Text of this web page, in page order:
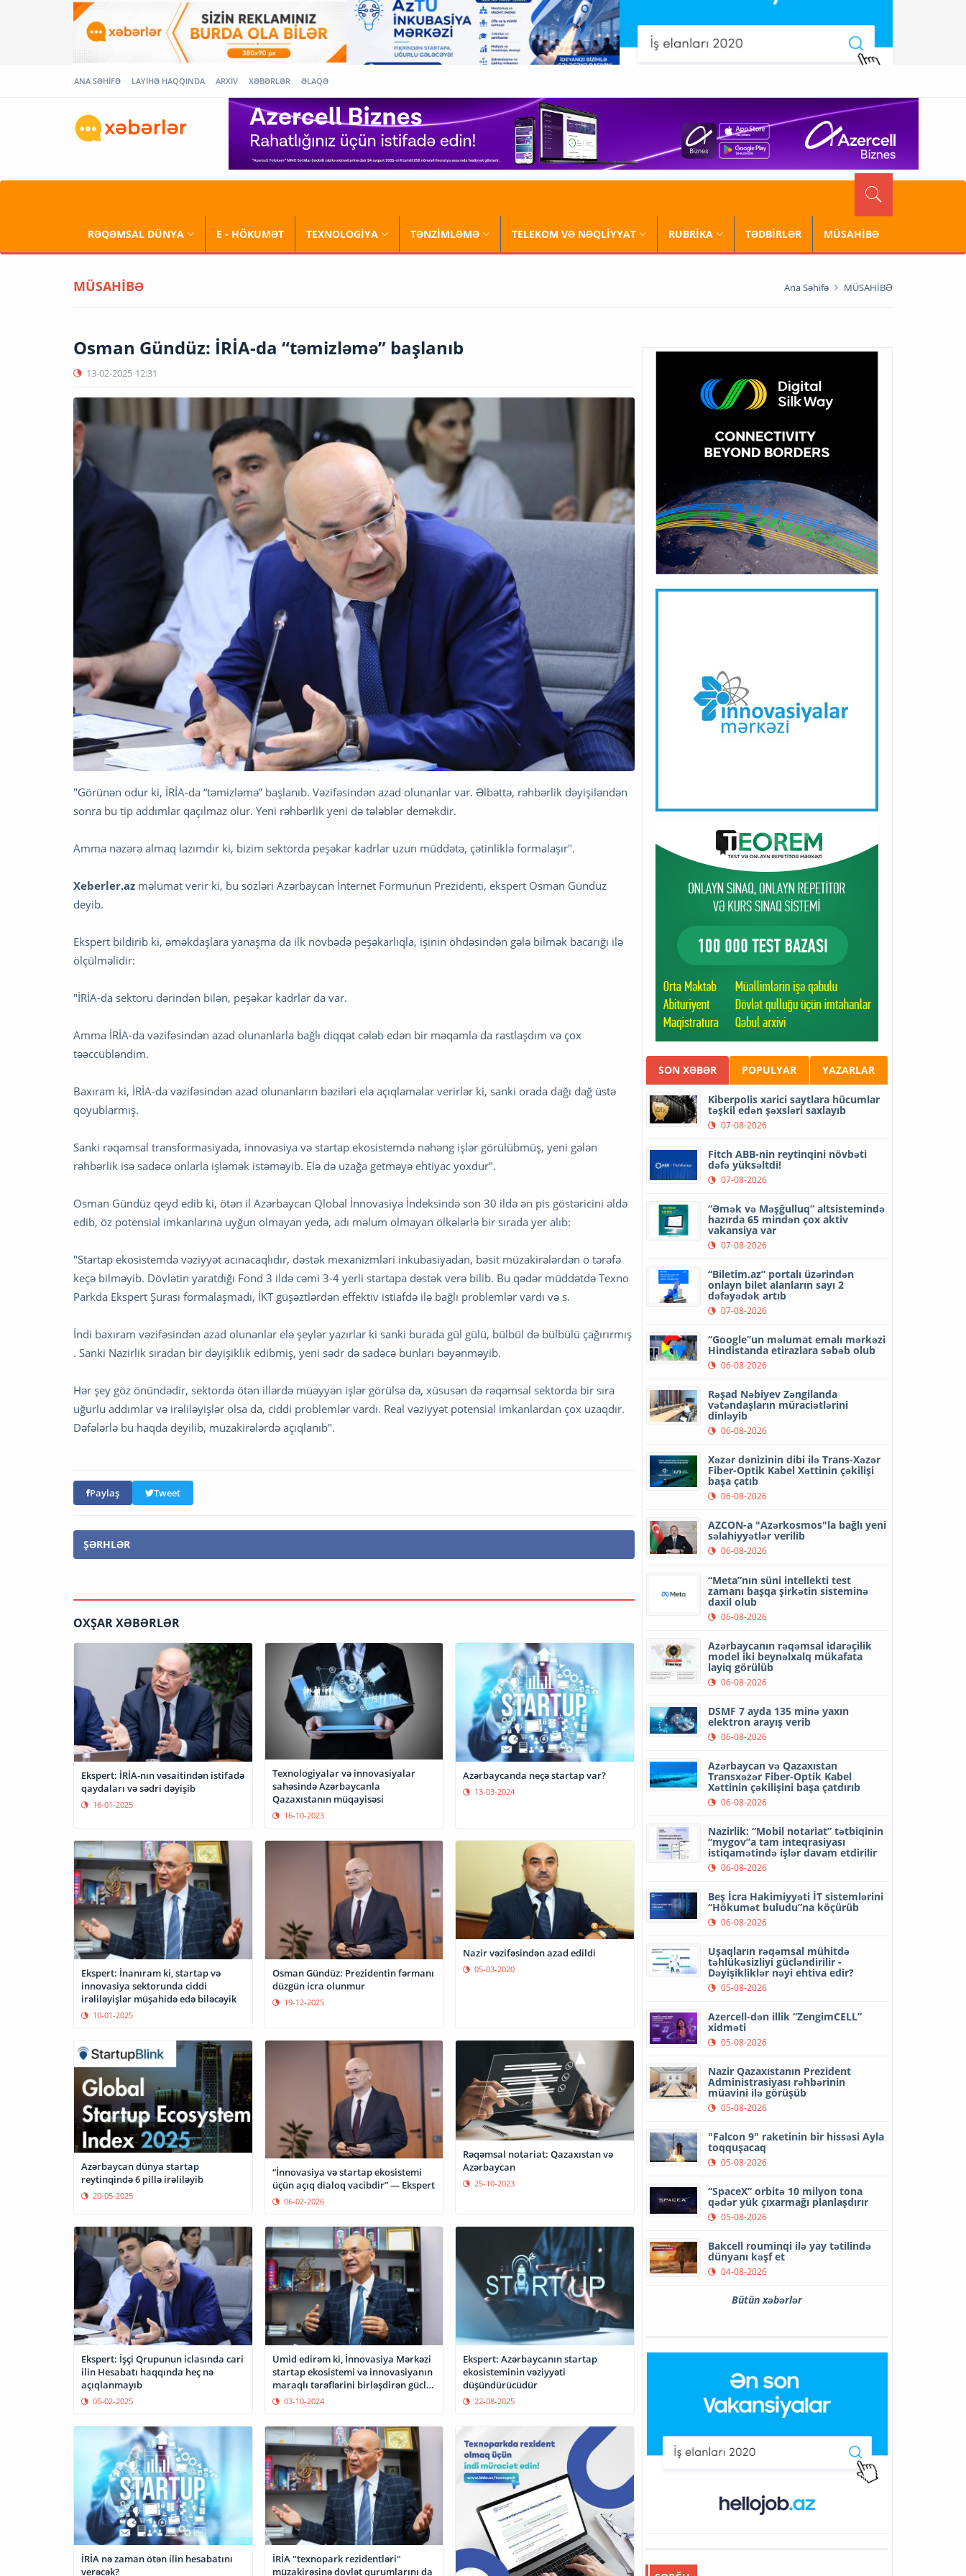
ANA SƏHİFƏ LAYİHƏ HAQQINDA ARXİV XƏBƏRLƏR ƏLAQƏ
RƏQƏMSAL DÜNYA E - HÖKUMƏT TEXNOLOGİYA TƏNZİMLƏMƏ TELEKOM VƏ NƏQLİYYAT RUBRİKA TƏDBİRLƏR MÜSAHİBƏ
MÜSAHİBƏ Ana Səhifə MÜSAHİBƏ
Osman Gündüz: İRİA-da “təmizləmə” başlanıb
13-02-2025 12:31
"Görünən odur ki, İRİA-da “təmizləmə” başlanıb. Vəzifəsindən azad olunanlar var. Əlbəttə, rəhbərlik dəyişiləndən
sonra bu tip addımlar qaçılmaz olur. Yeni rəhbərlik yeni də tələblər deməkdir.
Amma nəzərə almaq lazımdır ki, bizim sektorda peşəkar kadrlar uzun müddətə, çətinliklə formalaşır".
Xeberler.az məlumat verir ki, bu sözləri Azərbaycan İnternet Formunun Prezidenti, ekspert Osman Gündüz
deyib.
Ekspert bildirib ki, əməkdaşlara yanaşma da ilk növbədə peşəkarlıqla, işinin öhdəsindən gələ bilmək bacarığı ilə
ölçülməlidir:
"İRİA-da sektoru dərindən bilən, peşəkar kadrlar da var.
Amma İRİA-da vəzifəsindən azad olunanlarla bağlı diqqət cələb edən bir məqamla da rastlaşdım və çox
təəccübləndim.
Baxıram ki, İRİA-da vəzifəsindən azad olunanların bəziləri elə açıqlamalar verirlər ki, sanki orada dağı dağ üstə
qoyublarmış.
Sanki rəqəmsal transformasiyada, innovasiya və startap ekosistemdə nəhəng işlər görülübmüş, yeni gələn
rəhbərlik isə sadəcə onlarla işləmək istəməyib. Elə də uzağa getməyə ehtiyac yoxdur".
Osman Gündüz qeyd edib ki, ötən il Azərbaycan Qlobal İnnovasiya İndeksində son 30 ildə ən pis göstəricini əldə
edib, öz potensial imkanlarına uyğun olmayan yedə, adı məlum olmayan ölkələrlə bir sırada yer alıb:
"Startap ekosistemdə vəziyyət acınacaqlıdır, dəstək mexanizmləri inkubasiyadan, bəsit müzakirələrdən o tərəfə
keçə bilməyib. Dövlətin yaratdığı Fond 3 ildə cəmi 3-4 yerli startapa dəstək verə bilib. Bu qədər müddətdə Texno
Parkda Ekspert Şurası formalaşmadı, İKT güşəztlərdən effektiv istiafdə ilə bağlı problemlər vardı və s.
İndi baxıram vəzifəsindən azad olunanlar elə şeylər yazırlar ki sanki burada gül gülü, bülbül də bülbülü çağırırmış
. Sanki Nazirlik sıradan bir dəyişiklik edibmiş, yeni sədr də sadəcə bunları bəyənməyib.
Hər şey göz önündədir, sektorda ötən illərdə müəyyən işlər görülsə də, xüsusən də rəqəmsal sektorda bir sıra
uğurlu addımlar və irəliləyişlər olsa da, ciddi problemlər vardı. Real vəziyyət potensial imkanlardan çox uzaqdır.
Dəfələrlə bu haqda deyilib, müzakirələrdə açıqlanıb".
Paylaş Tweet
ŞƏRHLƏR
OXŞAR XƏBƏRLƏR
Ekspert: İRİA-nın vəsaitindən istifadə
qaydaları və sədri dəyişib
16-01-2025
Texnologiyalar və innovasiyalar
sahəsində Azərbaycanla
Qazaxıstanın müqayisəsi
16-10-2023
Azərbaycanda neçə startap var?
13-03-2024
Ekspert: İnanıram ki, startap və
innovasiya sektorunda ciddi
irəliləyişlər müşahidə edə biləcəyik
10-01-2025
Osman Gündüz: Prezidentin fərmanı
düzgün icra olunmur
19-12-2025
Nazir vəzifəsindən azad edildi
05-03-2020
Azərbaycan dünya startap
reytinqində 6 pillə irəliləyib
20-05-2025
“İnnovasiya və startap ekosistemi
üçün açıq dialoq vacibdir” — Ekspert
06-02-2026
Rəqəmsal notariat: Qazaxıstan və
Azərbaycan
25-10-2023
Ekspert: İşçi Qrupunun iclasında cari
ilin Hesabatı haqqında heç nə
açıqlanmayıb
05-02-2025
Ümid edirəm ki, İnnovasiya Mərkəzi
startap ekosistemi və innovasiyanın
maraqlı tərəflərini birləşdirən güclü
mərkəzə çevriləcək
03-10-2024
Ekspert: Azərbaycanın startap
ekosisteminin vəziyyəti
düşündürücüdür
22-08-2025
İRİA nə zaman ötən ilin hesabatını
verəcək?
İRİA "texnopark rezidentləri"
müzakirəsinə dövlət qurumlarını da
SON XƏBƏR POPULYAR YAZARLAR
Kiberpolis xarici saytlara hücumlar
təşkil edən şəxsləri saxlayıb
07-08-2026
Fitch ABB-nin reytinqini növbəti
dəfə yüksəltdi!
07-08-2026
“Əmək və Məşğulluq” altsistemində
hazırda 65 mindən çox aktiv
vakansiya var
07-08-2026
“Biletim.az” portalı üzərindən
onlayn bilet alanların sayı 2
dəfəyədək artıb
07-08-2026
“Google”un məlumat emalı mərkəzi
Hindistanda etirazlara səbəb olub
06-08-2026
Rəşad Nəbiyev Zəngilanda
vətəndaşların müraciətlərini
dinləyib
06-08-2026
Xəzər dənizinin dibi ilə Trans-Xəzər
Fiber-Optik Kabel Xəttinin çəkilişi
başa çatıb
06-08-2026
AZCON-a "Azərkosmos"la bağlı yeni
səlahiyyətlər verilib
06-08-2026
“Meta”nın süni intellekti test
zamanı başqa şirkətin sisteminə
daxil olub
06-08-2026
Azərbaycanın rəqəmsal idarəçilik
model iki beynəlxalq mükafata
layiq görülüb
06-08-2026
DSMF 7 ayda 135 minə yaxın
elektron arayış verib
06-08-2026
Azərbaycan və Qazaxıstan
Transxəzər Fiber-Optik Kabel
Xəttinin çəkilişini başa çatdırıb
06-08-2026
Nazirlik: “Mobil notariat” tətbiqinin
“mygov”a tam inteqrasiyası
istiqamətində işlər davam etdirilir
06-08-2026
Beş İcra Hakimiyyəti İT sistemlərini
“Hökumət buludu”na köçürüb
06-08-2026
Uşaqların rəqəmsal mühitdə
təhlükəsizliyi gücləndirilir -
Dəyişikliklər nəyi ehtiva edir?
05-08-2026
Azercell-dən illik “ZengimCELL”
xidməti
05-08-2026
Nazir Qazaxıstanın Prezident
Administrasiyası rəhbərinin
müavini ilə görüşüb
05-08-2026
"Falcon 9" raketinin bir hissəsi Ayla
toqquşacaq
05-08-2026
“SpaceX” orbitə 10 milyon tona
qədər yük çıxarmağı planlaşdırır
05-08-2026
Bakcell rouminqi ilə yay tətilində
dünyanı kəşf et
04-08-2026
Bütün xəbərlər